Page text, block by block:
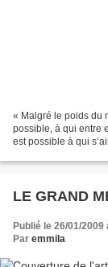
« Malgré le poids du
possible, à qui entre
est possible à qui
LE GRAND
Publié le 26/01/2009
Par emmila